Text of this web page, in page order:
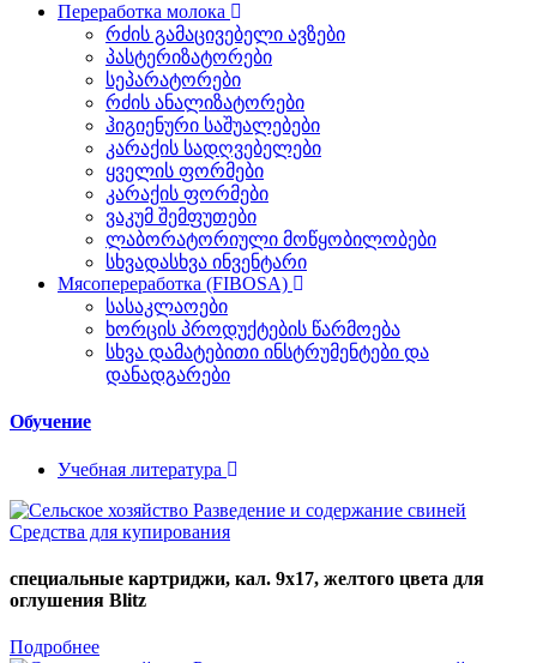
Переработка молока
რძის გამაცივებელი ავზები
პასტერიზატორები
სეპარატორები
რძის ანალიზატორები
ჰიგიენური საშუალებები
კარაქის სადღვებელები
ყველის ფორმები
კარაქის ფორმები
ვაკუმ შემფუთები
ლაბორატორიული მოწყობილობები
სხვადასხვა ინვენტარი
Мясопереработка (FIBOSA)
სასაკლაოები
ხორცის პროდუქტების წარმოება
სხვა დამატებითი ინსტრუმენტები და
დანადგარები
Обучение
Учебная литература
специальные картриджи, кал. 9x17, желтого цвета для
оглушения Blitz
Подробнее